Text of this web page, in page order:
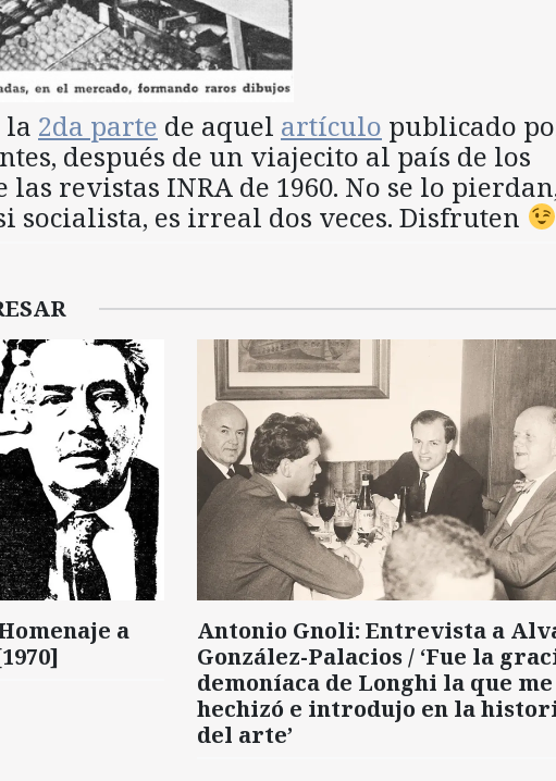
la 2da parte de aquel artículo publicado
después de un viajecito al país de los
las revistas INRA de 1960. No se lo
socialista, es irreal dos veces. Disfruten
a
Antonio Gnoli: Entrevista a
González-Palacios / ‘Fue la
demoníaca de Longhi la que me
hechizó e introdujo en la
del arte’